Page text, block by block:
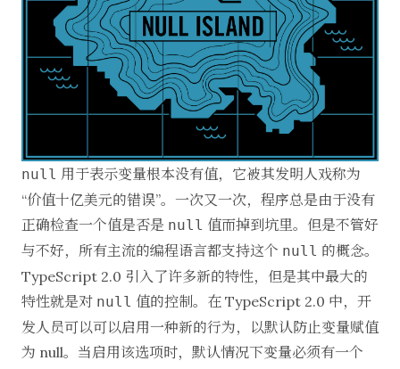
null 用于表示变量根本没有值，它被其发明人戏称为
“价值十亿美元的错误”。一次又一次，程序总是由于没有
正确检查一个值是否是 null 值而掉到坑里。但是不管好
与不好，所有主流的编程语言都支持这个 null 的概念。
TypeScript 2.0 引入了许多新的特性，但是其中最大的
特性就是对 null 值的控制。在 TypeScript 2.0 中，开
发人员可以可以启用一种新的行为，以默认防止变量赋值
为 null。当启用该选项时，默认情况下变量必须有一个